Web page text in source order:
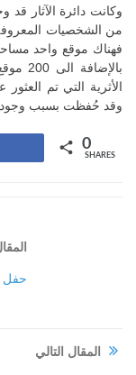
وكانت دائرة الآثار
من الشخصيات
الأثرية التي تم
وقد حُفظت بسبب وجود
0
SHARES
حفل
المقال التالي